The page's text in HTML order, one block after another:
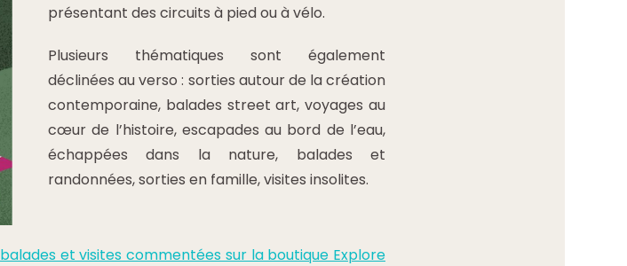
présentant des circuits à pied ou à vélo.
Plusieurs thématiques sont également
déclinées au verso : sorties autour de la création
contemporaine, balades street art, voyages au
cœur de l’histoire, escapades au bord de l’eau,
échappées dans la nature, balades et
randonnées, sorties en famille, visites insolites.
balades et visites commentées sur la boutique Explore